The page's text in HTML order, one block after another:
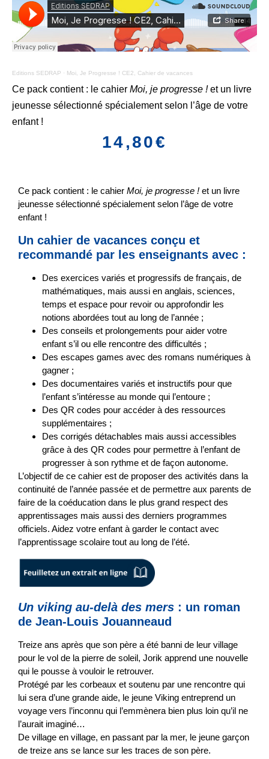
Editions SEDRAP · Moi, Je Progresse ! CE2, Cahier de vacances
Ce pack contient : le cahier Moi, je progresse !et un livre
jeunesse sélectionné spécialement selon l’âge de votre
enfant !
14,80€
Ce pack contient : le cahier Moi, je progresse ! et un livre
jeunesse sélectionné spécialement selon l’âge de votre
enfant !
Un cahier de vacances conçu et
recommandé par les enseignants avec :
Des exercices variés et progressifs de français, de
mathématiques, mais aussi en anglais, sciences,
temps et espace pour revoir ou approfondir les
notions abordées tout au long de l’année ;
Des conseils et prolongements pour aider votre
enfant s’il ou elle rencontre des difficultés ;
Des escapes games avec des romans numériques à
gagner ;
Des documentaires variés et instructifs pour que
l’enfant s’intéresse au monde qui l’entoure ;
Des QR codes pour accéder à des ressources
supplémentaires ;
Des corrigés détachables mais aussi accessibles
grâce à des QR codes pour permettre à l’enfant de
progresser à son rythme et de façon autonome.
L’objectif de ce cahier est de proposer des activités dans la
continuité de l’année passée et de permettre aux parents de
faire de la coéducation dans le plus grand respect des
apprentissages mais aussi des derniers programmes
officiels. Aidez votre enfant à garder le contact avec
l’apprentissage scolaire tout au long de l’été.
Un viking au-delà des mers : un roman
de Jean-Louis Jouanneaud
Treize ans après que son père a été banni de leur village
pour le vol de la pierre de soleil, Jorik apprend une nouvelle
qui le pousse à vouloir le retrouver.
Protégé par les corbeaux et soutenu par une rencontre qui
lui sera d’une grande aide, le jeune Viking entreprend un
voyage vers l’inconnu qui l’emmènera bien plus loin qu’il ne
l’aurait imaginé…
De village en village, en passant par la mer, le jeune garçon
de treize ans se lance sur les traces de son père.